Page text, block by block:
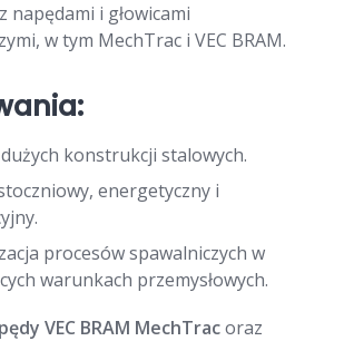
napędami i głowicami
w tym MechTrac i VEC BRAM.
konstrukcji stalowych.
energetyczny i
procesów spawalniczych w
warunkach przemysłowych.
VEC BRAM MechTracoraz